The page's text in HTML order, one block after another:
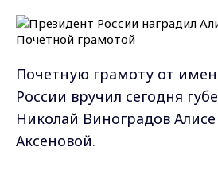
Почетную грамоту от
России вручил сегодня
Николай Виноградов
Аксеновой.